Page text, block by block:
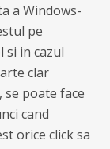
a Windows-
pe
si in cazul
clar
poate face
cand
orice click sa